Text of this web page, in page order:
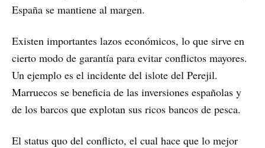
España se mantiene al margen.
Existen importantes lazos económicos, lo que sirve en
cierto modo de garantía para evitar conflictos mayores.
Un ejemplo es el incidente del islote del Perejil.
Marruecos se beneficia de las inversiones españolas y
de los barcos que explotan sus ricos bancos de pesca.
El status quo del conflicto, el cual hace que lo mejor